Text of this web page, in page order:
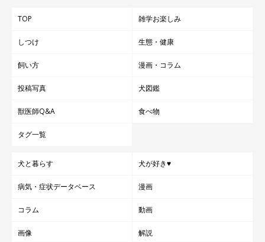
TOP 雑学お楽しみ
しつけ 生態・健康
飼い方 漫画・コラム
投稿写真 犬図鑑
獣医師Q&A 食べ物
タグ一覧
犬と暮らす 犬が好き♥
病気・症状データベース 漫画
コラム 動画
画像 解説